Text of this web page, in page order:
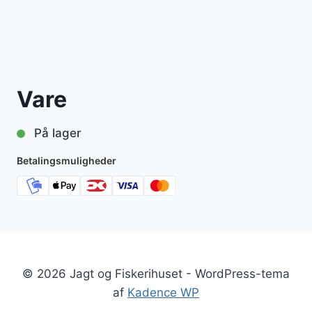
Vare
På lager
Betalingsmuligheder
© 2026 Jagt og Fiskerihuset - WordPress-tema
af Kadence WP